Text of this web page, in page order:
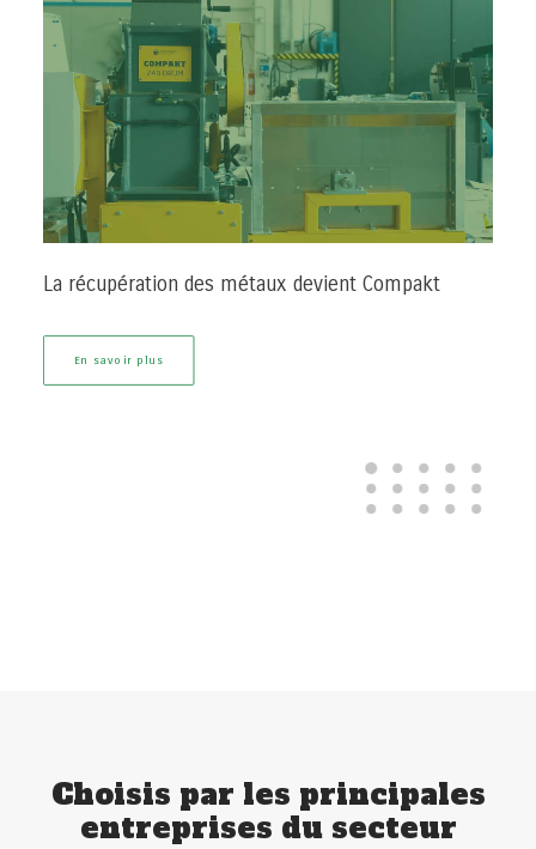
La récupération des métaux devient Compakt
En savoir plus
Choisis par les principales
entreprises du secteur